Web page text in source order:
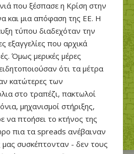
που ξέσπασε η Κρίση στην
και μια απόφαση της ΕΕ. Η
τύπου διαδεχόταν την
εξαγγελίες που αρχικά
Όμως μερικές μέρες
ότι τα μέτρα
κατώτερες των
στο τραπέζι, πακτωλοί
μηχανισμοί στήριξης,
να πτοήσει το κτήνος της
πια τα spreads ανέβαιναν
μας συσκέπτονταν - δεν τους